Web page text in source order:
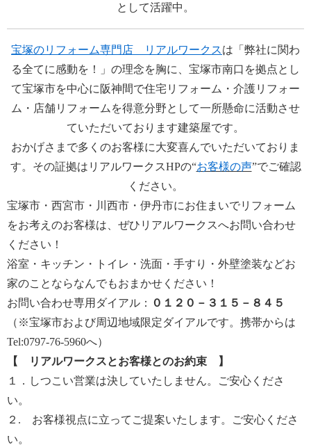
として活躍中。
宝塚のリフォーム専門店 リアルワークスは「弊社に関わ
る全てに感動を！」の理念を胸に、宝塚市南口を拠点とし
て宝塚市を中心に阪神間で住宅リフォーム・介護リフォー
ム・店舗リフォームを得意分野として一所懸命に活動させ
ていただいております建築屋です。
おかげさまで多くのお客様に大変喜んでいただいておりま
す。その証拠はリアルワークスHPの“お客様の声”でご確認
ください。
宝塚市・西宮市・川西市・伊丹市にお住まいでリフォーム
をお考えのお客様は、ぜひリアルワークスへお問い合わせ
ください！
浴室・キッチン・トイレ・洗面・手すり・外壁塗装などお
家のことならなんでもおまかせください！
お問い合わせ専用ダイアル： ０１２０－３１５－８４５
（※宝塚市および周辺地域限定ダイアルです。携帯からは
Tel:0797-76-5960へ）
【 リアルワークスとお客様とのお約束 】
１．しつこい営業は決していたしません。ご安心くださ
い。
２. お客様視点に立ってご提案いたします。ご安心くださ
い。